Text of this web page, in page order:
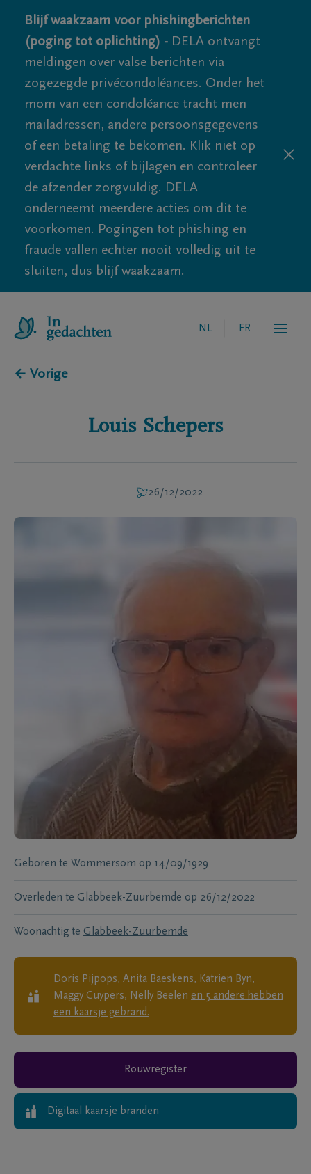
Blijf waakzaam voor phishingberichten
(poging tot oplichting) - DELA ontvangt
meldingen over valse berichten via
zogezegde privécondoléances. Onder het
mom van een condoléance tracht men
mailadressen, andere persoonsgegevens
of een betaling te bekomen. Klik niet op
verdachte links of bijlagen en controleer
de afzender zorgvuldig. DELA
onderneemt meerdere acties om dit te
voorkomen. Pogingen tot phishing en
fraude vallen echter nooit volledig uit te
sluiten, dus blijf waakzaam.
NL FR
← Vorige
Louis Schepers
26/12/2022
Geboren te Wommersom op 14/09/1929
Overleden te Glabbeek-Zuurbemde op 26/12/2022
Woonachtig te Glabbeek-Zuurbemde
Doris Pijpops, Anita Baeskens, Katrien Byn,
Maggy Cuypers, Nelly Beelen en 5 andere hebben
een kaarsje gebrand.
Rouwregister
Digitaal kaarsje branden